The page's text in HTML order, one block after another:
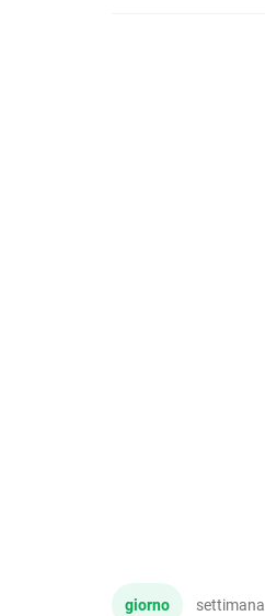
giorno settimana